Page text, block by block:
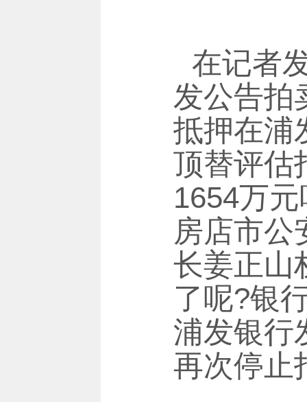
在记者
发公告拍
抵押在浦
顶替评估
1654万
房店市公
长姜正山
了呢?银
浦发银行
再次停止